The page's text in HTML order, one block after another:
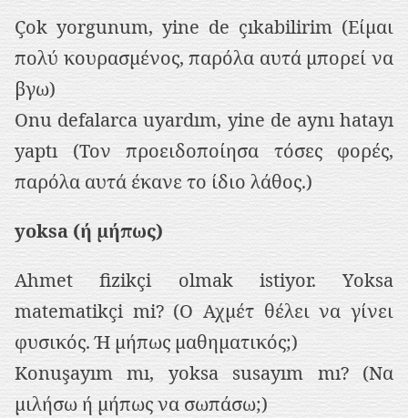
Çok yorgunum, yine de çıkabilirim (Είμαι
πολύ κουρασμένος, παρόλα αυτά μπορεί να
βγω)
Onu defalarca uyardım, yine de aynı hatayı
yaptı (Τον προειδοποίησα τόσες φορές,
παρόλα αυτά έκανε το ίδιο λάθος.)
yoksa (ή μήπως)
Ahmet fizikçi olmak istiyor. Yoksa
matematikçi mi? (Ο Αχμέτ θέλει να γίνει
φυσικός. Ή μήπως μαθηματικός;)
Konuşayım mı, yoksa susayım mı? (Να
μιλήσω ή μήπως να σωπάσω;)